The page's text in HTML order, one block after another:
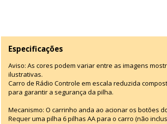
Especificações
Aviso: As cores podem variar entre as imagens
ilustrativas.
Carro de Rádio Controle em escala reduzida
para garantir a segurança da pilha.
Mecanismo: O carrinho anda ao acionar os botões
Requer uma pilha 6 pilhas AA para o carro (não